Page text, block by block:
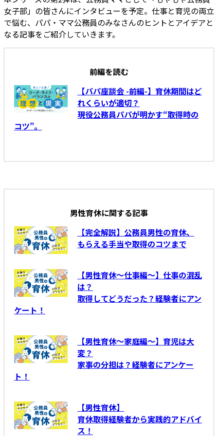
女子部」の皆さんにインタビューを予定。仕事と育児の両立
で悩む、パパ・ママ公務員のみなさんのヒントとアイデアと
なる記事をご紹介していきます。
前編を読む
【パパ座談会 -前編-】育休期間はど
れくらいが適切？
現役公務員パパが明かす“取得時の
コツ”。
男性育休に関する記事
【完全解説】公務員男性の育休、
もらえる手当や取得のコツまで
【男性育休～仕事編～】仕事の混乱
は？
取得してどうだった？経験者にアン
ケート！
【男性育休～家庭編～】育児は大
変？
家事の分担は？経験者にアンケー
ト！
【男性育休】
育休取得経験者から実践的アドバイ
ス！